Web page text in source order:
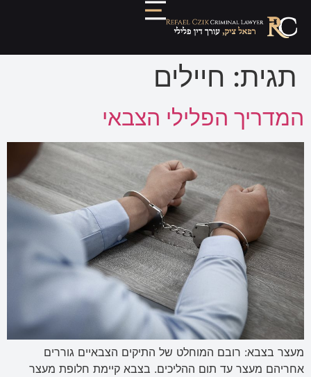
תגית: חיילים
המדריך הפלילי הצבאי
מעצר בצבא: רובם המוחלט של התיקים הצבאיים גוררים
אחריהם מעצר עד תום ההליכים. בצבא קיימת חלופת מעצר